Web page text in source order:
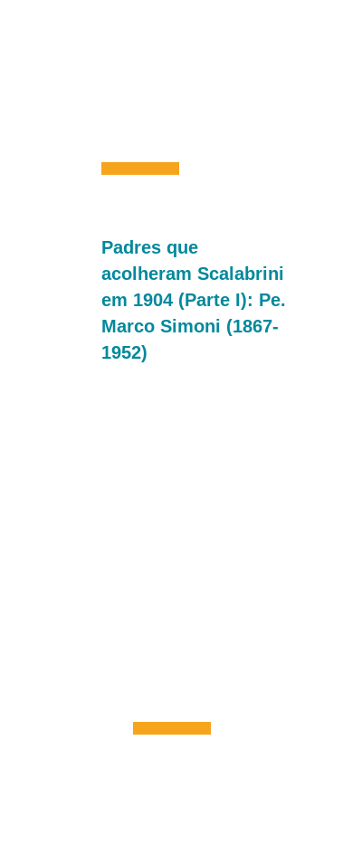
Padres que
acolheram Scalabrini
em 1904 (Parte I): Pe.
Marco Simoni (1867-
1952)